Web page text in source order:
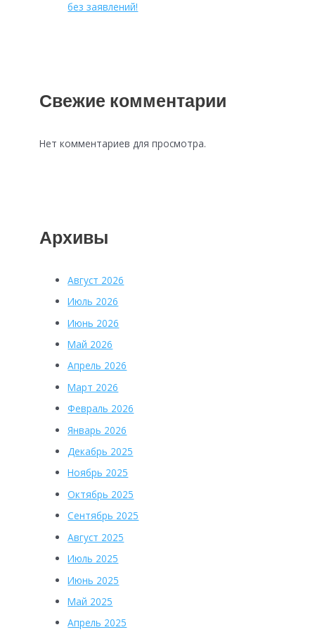
без заявлений!
Свежие комментарии
Нет комментариев для просмотра.
Архивы
Август 2026
Июль 2026
Июнь 2026
Май 2026
Апрель 2026
Март 2026
Февраль 2026
Январь 2026
Декабрь 2025
Ноябрь 2025
Октябрь 2025
Сентябрь 2025
Август 2025
Июль 2025
Июнь 2025
Май 2025
Апрель 2025